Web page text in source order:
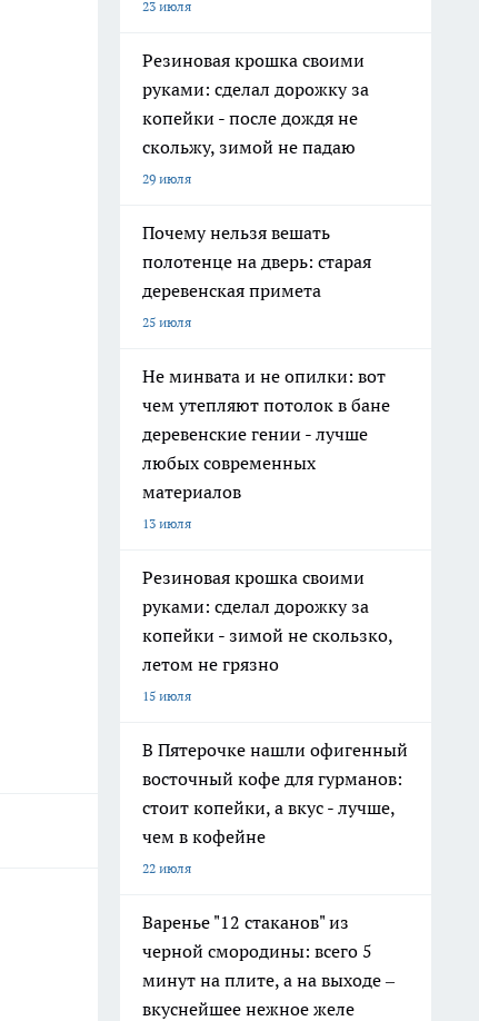
23 июля
Резиновая крошка своими
руками: сделал дорожку за
копейки - после дождя не
скольжу, зимой не падаю
29 июля
Почему нельзя вешать
полотенце на дверь: старая
деревенская примета
25 июля
Не минвата и не опилки: вот
чем утепляют потолок в бане
деревенские гении - лучше
любых современных
материалов
13 июля
Резиновая крошка своими
руками: сделал дорожку за
копейки - зимой не скользко,
летом не грязно
15 июля
В Пятерочке нашли офигенный
восточный кофе для гурманов:
стоит копейки, а вкус - лучше,
чем в кофейне
22 июля
Варенье "12 стаканов" из
черной смородины: всего 5
минут на плите, а на выходе –
вкуснейшее нежное желе